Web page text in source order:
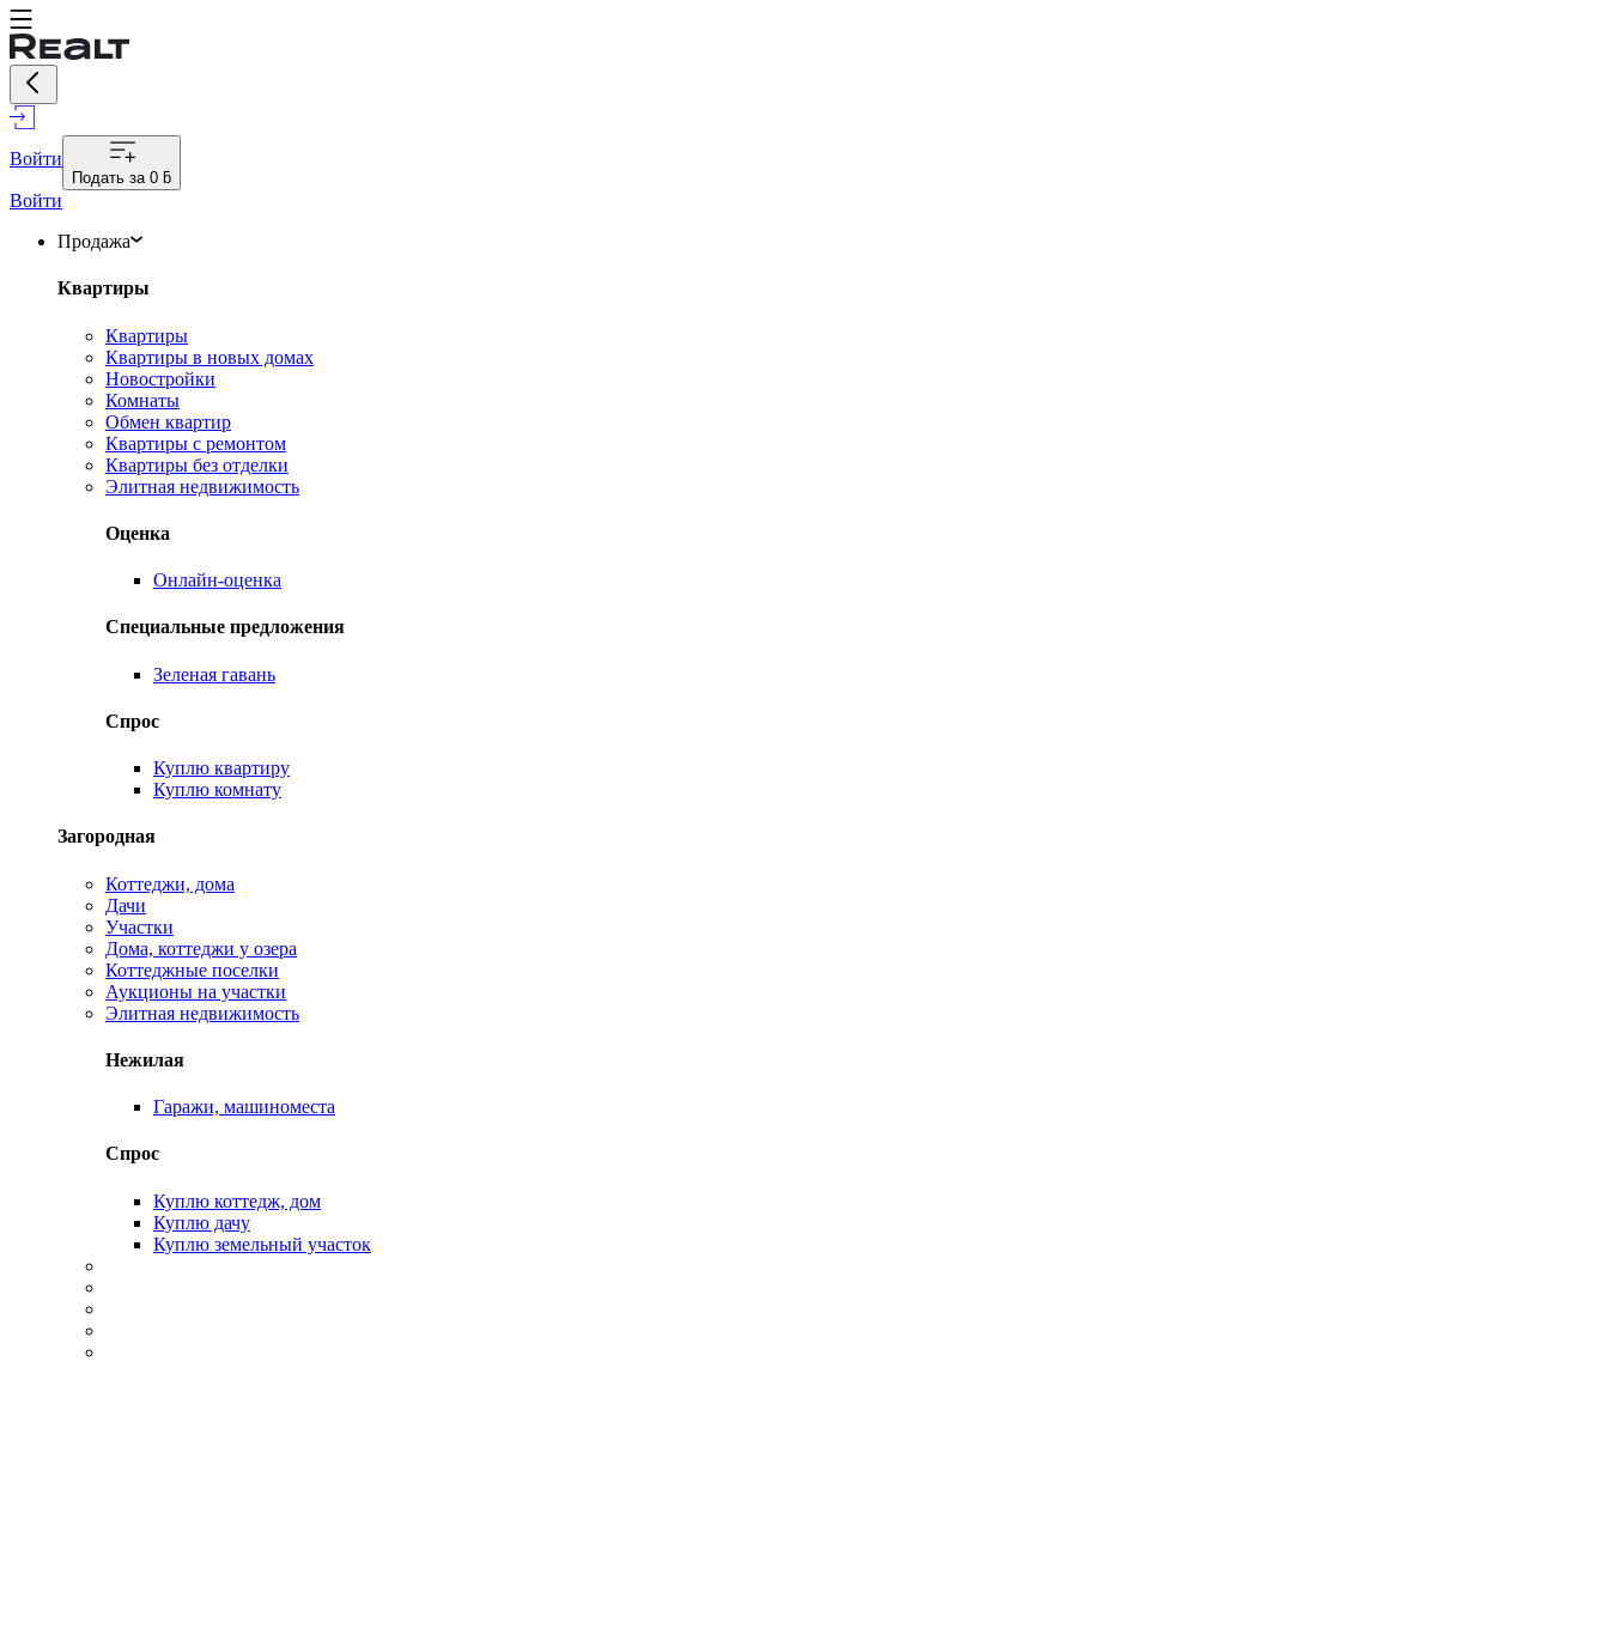
Войти
Подать за 0 ƃ
Войти
Продажа
Квартиры
Квартиры
Квартиры в новых домах
Новостройки
Комнаты
Обмен квартир
Квартиры с ремонтом
Квартиры без отделки
Элитная недвижимость
Оценка
Онлайн-оценка
Специальные предложения
Зеленая гавань
Спрос
Куплю квартиру
Куплю комнату
Загородная
Коттеджи, дома
Дачи
Участки
Дома, коттеджи у озера
Коттеджные поселки
Аукционы на участки
Элитная недвижимость
Нежилая
Гаражи, машиноместа
Спрос
Куплю коттедж, дом
Куплю дачу
Куплю земельный участок